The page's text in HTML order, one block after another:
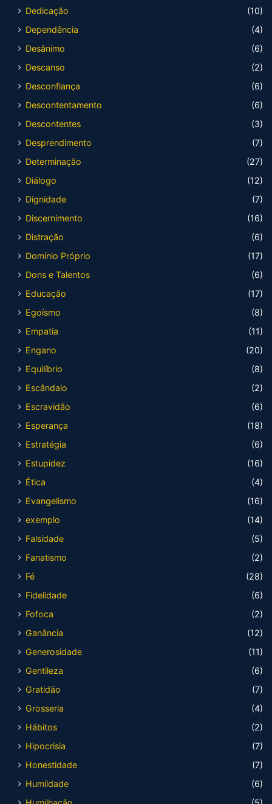
Dedicação
(10)
Dependência
(4)
Desânimo
(6)
Descanso
(2)
Desconfiança
(6)
Descontentamento
(6)
Descontentes
(3)
Desprendimento
(7)
Determinação
(27)
Diálogo
(12)
Dignidade
(7)
Discernimento
(16)
Distração
(6)
Domínio Próprio
(17)
Dons e Talentos
(6)
Educação
(17)
Egoísmo
(8)
Empatia
(11)
Engano
(20)
Equilíbrio
(8)
Escândalo
(2)
Escravidão
(6)
Esperança
(18)
Estratégia
(6)
Estupidez
(16)
Ética
(4)
Evangelismo
(16)
exemplo
(14)
Falsidade
(5)
Fanatismo
(2)
Fé
(28)
Fidelidade
(6)
Fofoca
(2)
Ganância
(12)
Generosidade
(11)
Gentileza
(6)
Gratidão
(7)
Grosseria
(4)
Hábitos
(2)
Hipocrisia
(7)
Honestidade
(7)
Humildade
(6)